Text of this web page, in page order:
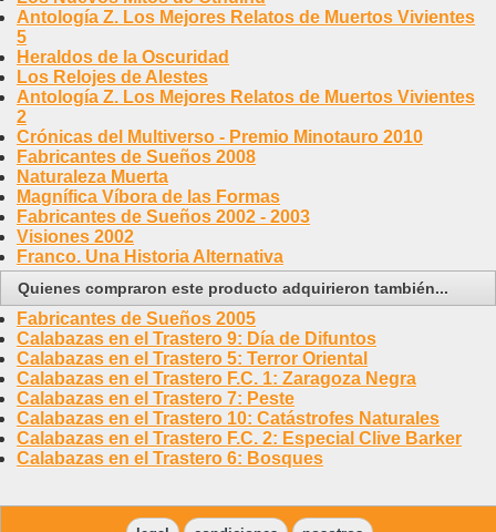
Antología Z. Los Mejores Relatos de Muertos Vivientes
5
Heraldos de la Oscuridad
Los Relojes de Alestes
Antología Z. Los Mejores Relatos de Muertos Vivientes
2
Crónicas del Multiverso - Premio Minotauro 2010
Fabricantes de Sueños 2008
Naturaleza Muerta
Magnífica Víbora de las Formas
Fabricantes de Sueños 2002 - 2003
Visiones 2002
Franco. Una Historia Alternativa
Quienes compraron este producto adquirieron también...
Fabricantes de Sueños 2005
Calabazas en el Trastero 9: Día de Difuntos
Calabazas en el Trastero 5: Terror Oriental
Calabazas en el Trastero F.C. 1: Zaragoza Negra
Calabazas en el Trastero 7: Peste
Calabazas en el Trastero 10: Catástrofes Naturales
Calabazas en el Trastero F.C. 2: Especial Clive Barker
Calabazas en el Trastero 6: Bosques